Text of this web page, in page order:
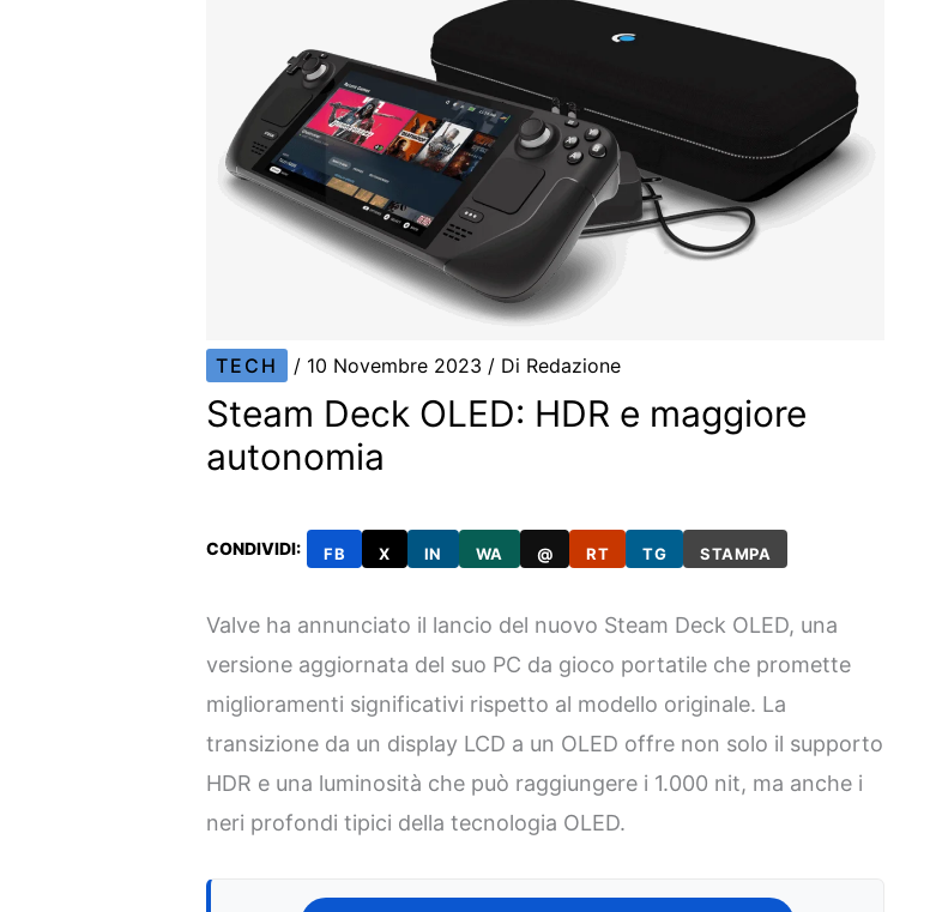
TECH / 10 Novembre 2023 / Di Redazione
Steam Deck OLED: HDR e maggiore
autonomia
CONDIVIDI: FB X IN WA @ RT TG STAMPA
Valve ha annunciato il lancio del nuovo Steam Deck OLED, una
versione aggiornata del suo PC da gioco portatile che promette
miglioramenti significativi rispetto al modello originale. La
transizione da un display LCD a un OLED offre non solo il supporto
HDR e una luminosità che può raggiungere i 1.000 nit, ma anche i
neri profondi tipici della tecnologia OLED.